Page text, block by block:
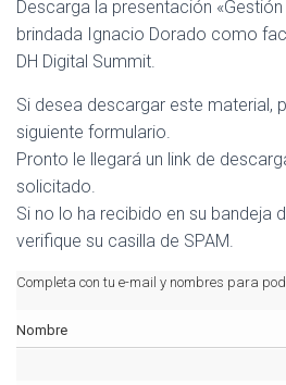
Descarga la presentación
brindada Ignacio Dorado como
DH Digital Summit.
Si desea descargar este material,
siguiente formulario.
Pronto le llegará un link de
solicitado.
Si no lo ha recibido en su bandeja
verifique su casilla de SPAM.
Completa con tu e-mail y nombres para